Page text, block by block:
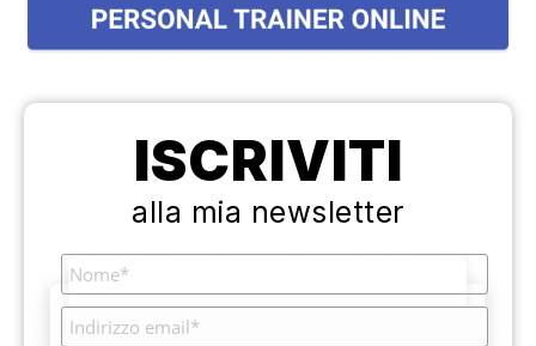
ISCRIVITI
alla mia newsletter